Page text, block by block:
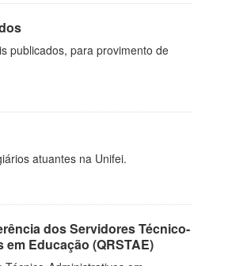
publicados, para provimento de
atuantes na Unifei.
dos Servidores Técnico-
Educação (QRSTAE)